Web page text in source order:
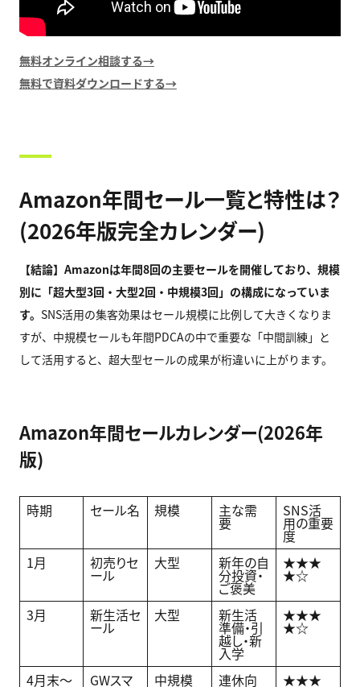
無料オンライン相談する→
無料で資料ダウンロードする→
Amazon年間セール一覧と特性は？
(2026年版完全カレンダー)
【結論】 Amazonは年間8回の主要セールを開催しており、規模
別に「超大型3回・大型2回・中規模3回」の構成になっていま
す。 SNS活用の集客効果はセール規模に比例して大きくなりま
すが、中規模セールも年間PDCAの中で重要な「中間訓練」と
して活用すると、超大型セールの成果が桁違いに上がります。
Amazon年間セールカレンダー(2026年
版)
時期 セール名 規模 主な需
要
SNS活
用の重要
度
1月
初売りセ
ール
大型 新年の自
分投資・
ご褒美
★★★
★☆
3月 新生活セ
ール
大型 新生活
準備・引
越し・新
入学
★★★
★☆
4月末〜 GWスマ 中規模 連休向 ★★★